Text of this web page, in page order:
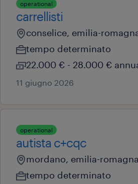
operational
carrellisti
conselice, emilia-
tempo determinato
22.000 € - 28.000 €
11 giugno 2026
operational
autista c+cqc
mordano, emilia-romagna
tempo determinato